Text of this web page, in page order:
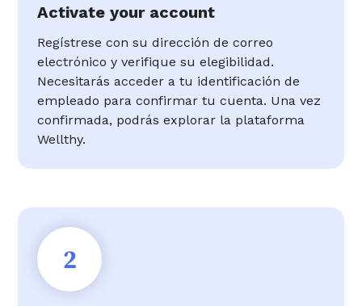
Activate your account
Regístrese con su dirección de correo
electrónico y verifique su elegibilidad.
Necesitarás acceder a tu identificación de
empleado para confirmar tu cuenta. Una vez
confirmada, podrás explorar la plataforma
Wellthy.
2